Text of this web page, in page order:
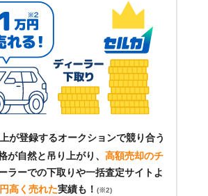
が登録するオークションで競り合う
が自然と吊り上がり、 高額売却のチ
ラーでの下取りや一括査定サイトよ
高く売れた実績も！ (※2)